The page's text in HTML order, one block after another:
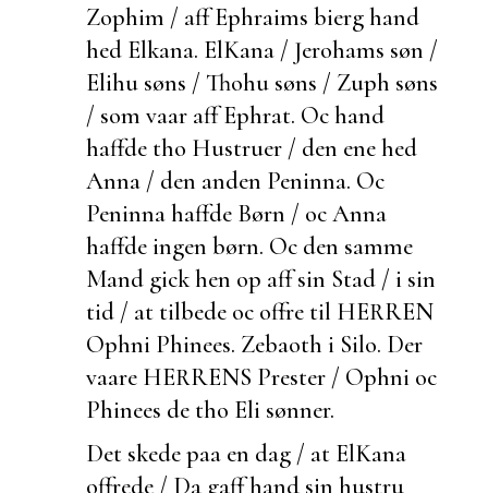
Zophim / aff Ephraims bierg hand
hed Elkana. ElKana / Jerohams søn /
Elihu søns / Thohu søns / Zuph søns
/ som vaar aff Ephrat. Oc hand
haffde tho Hustruer / den ene hed
Anna / den anden Peninna. Oc
Peninna haffde Børn / oc Anna
haffde ingen børn. Oc den samme
Mand gick hen op aff sin Stad / i sin
tid / at tilbede oc offre til HERREN
Ophni Phinees. Zebaoth i Silo. Der
vaare HERRENS Prester / Ophni oc
Phinees de tho Eli sønner.
Det skede paa en dag / at ElKana
offrede / Da gaff hand sin hustru